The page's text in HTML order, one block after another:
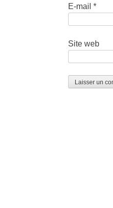
E-mail*
Site web